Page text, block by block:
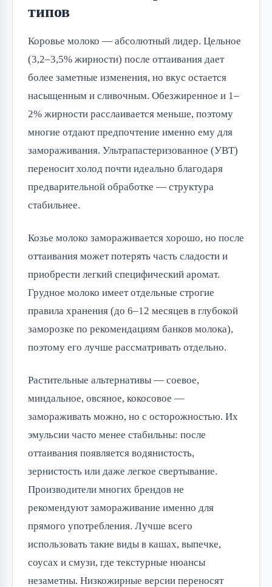
типов
Коровье молоко — абсолютный лидер. Цельное
(3,2–3,5% жирности) после оттаивания дает
более заметные изменения, но вкус остается
насыщенным и сливочным. Обезжиренное и 1–
2% жирности расслаивается меньше, поэтому
многие отдают предпочтение именно ему для
замораживания. Ультрапастеризованное (УВТ)
переносит холод почти идеально благодаря
предварительной обработке — структура
стабильнее.
Козье молоко замораживается хорошо, но после
оттаивания может потерять часть сладости и
приобрести легкий специфический аромат.
Грудное молоко имеет отдельные строгие
правила хранения (до 6–12 месяцев в глубокой
заморозке по рекомендациям банков молока),
поэтому его лучше рассматривать отдельно.
Растительные альтернативы — соевое,
миндальное, овсяное, кокосовое —
замораживать можно, но с осторожностью. Их
эмульсии часто менее стабильны: после
оттаивания появляется водянистость,
зернистость или даже легкое свертывание.
Производители многих брендов не
рекомендуют замораживание именно для
прямого употребления. Лучше всего
использовать такие виды в кашах, выпечке,
соусах и смузи, где текстурные нюансы
незаметны. Низкожирные версии переносят